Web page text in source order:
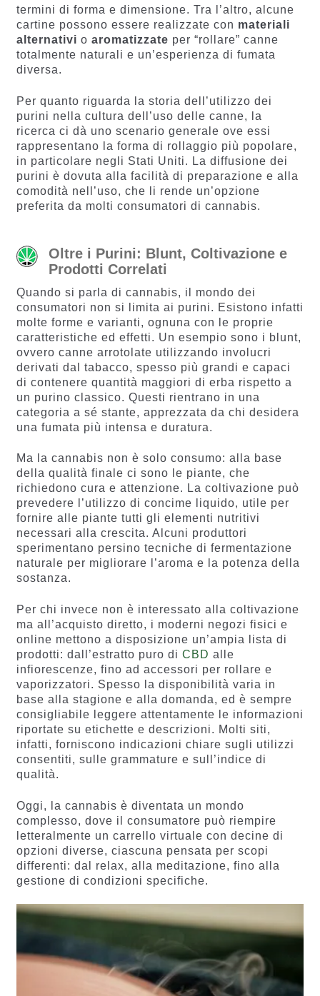
termini di forma e dimensione. Tra l’altro, alcune
cartine possono essere realizzate con materiali
alternativi o aromatizzate per “rollare” canne
totalmente naturali e un’esperienza di fumata
diversa.
Per quanto riguarda la storia dell’utilizzo dei
purini nella cultura dell’uso delle canne, la
ricerca ci dà uno scenario generale ove essi
rappresentano la forma di rollaggio più popolare,
in particolare negli Stati Uniti. La diffusione dei
purini è dovuta alla facilità di preparazione e alla
comodità nell’uso, che li rende un’opzione
preferita da molti consumatori di cannabis.
Oltre i Purini: Blunt, Coltivazione e
Prodotti Correlati
Quando si parla di cannabis, il mondo dei
consumatori non si limita ai purini. Esistono infatti
molte forme e varianti, ognuna con le proprie
caratteristiche ed effetti. Un esempio sono i blunt,
ovvero canne arrotolate utilizzando involucri
derivati dal tabacco, spesso più grandi e capaci
di contenere quantità maggiori di erba rispetto a
un purino classico. Questi rientrano in una
categoria a sé stante, apprezzata da chi desidera
una fumata più intensa e duratura.
Ma la cannabis non è solo consumo: alla base
della qualità finale ci sono le piante, che
richiedono cura e attenzione. La coltivazione può
prevedere l’utilizzo di concime liquido, utile per
fornire alle piante tutti gli elementi nutritivi
necessari alla crescita. Alcuni produttori
sperimentano persino tecniche di fermentazione
naturale per migliorare l’aroma e la potenza della
sostanza.
Per chi invece non è interessato alla coltivazione
ma all’acquisto diretto, i moderni negozi fisici e
online mettono a disposizione un’ampia lista di
prodotti: dall’estratto puro di CBD alle
infiorescenze, fino ad accessori per rollare e
vaporizzatori. Spesso la disponibilità varia in
base alla stagione e alla domanda, ed è sempre
consigliabile leggere attentamente le informazioni
riportate su etichette e descrizioni. Molti siti,
infatti, forniscono indicazioni chiare sugli utilizzi
consentiti, sulle grammature e sull’indice di
qualità.
Oggi, la cannabis è diventata un mondo
complesso, dove il consumatore può riempire
letteralmente un carrello virtuale con decine di
opzioni diverse, ciascuna pensata per scopi
differenti: dal relax, alla meditazione, fino alla
gestione di condizioni specifiche.